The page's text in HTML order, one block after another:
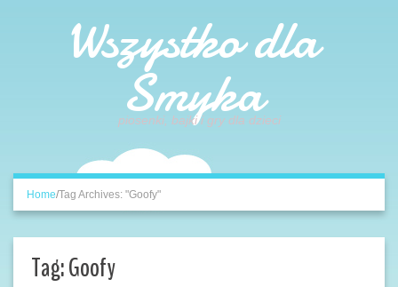
Wszystko dla
Smyka
piosenki, bajki i gry dla dzieci
Home/Tag Archives: "Goofy"
Tag:Goofy